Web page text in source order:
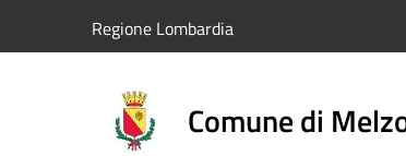
Regione Lombardia
Comune di